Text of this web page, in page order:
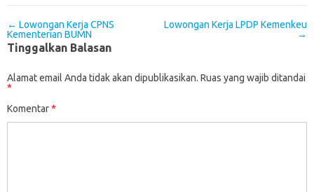
Post navigation
← Lowongan Kerja CPNS
Kementerian BUMN
Lowongan Kerja LPDP Kemenkeu
→
Tinggalkan Balasan
Alamat email Anda tidak akan dipublikasikan. Ruas yang wajib ditandai
*
Komentar*